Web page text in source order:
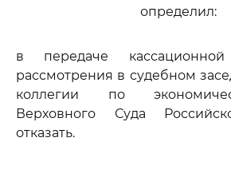
определил:
в передаче
рассмотрения в судебном
коллегии по
Верховного Суда
отказать.